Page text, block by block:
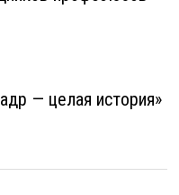
— целая история»